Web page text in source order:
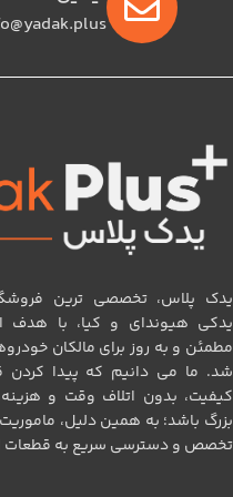
یدک پلاس، تخصصی‌ ترین
یدکی هیوندای و کیا، با هدف
مطمئن و به‌ روز برای مالکان
شد. ما می‌ دانیم که پیدا
کیفیت، بدون اتلاف وقت و
بزرگ باشد؛ به همین دلیل،
تخصص و دسترسی سریع به قطعات